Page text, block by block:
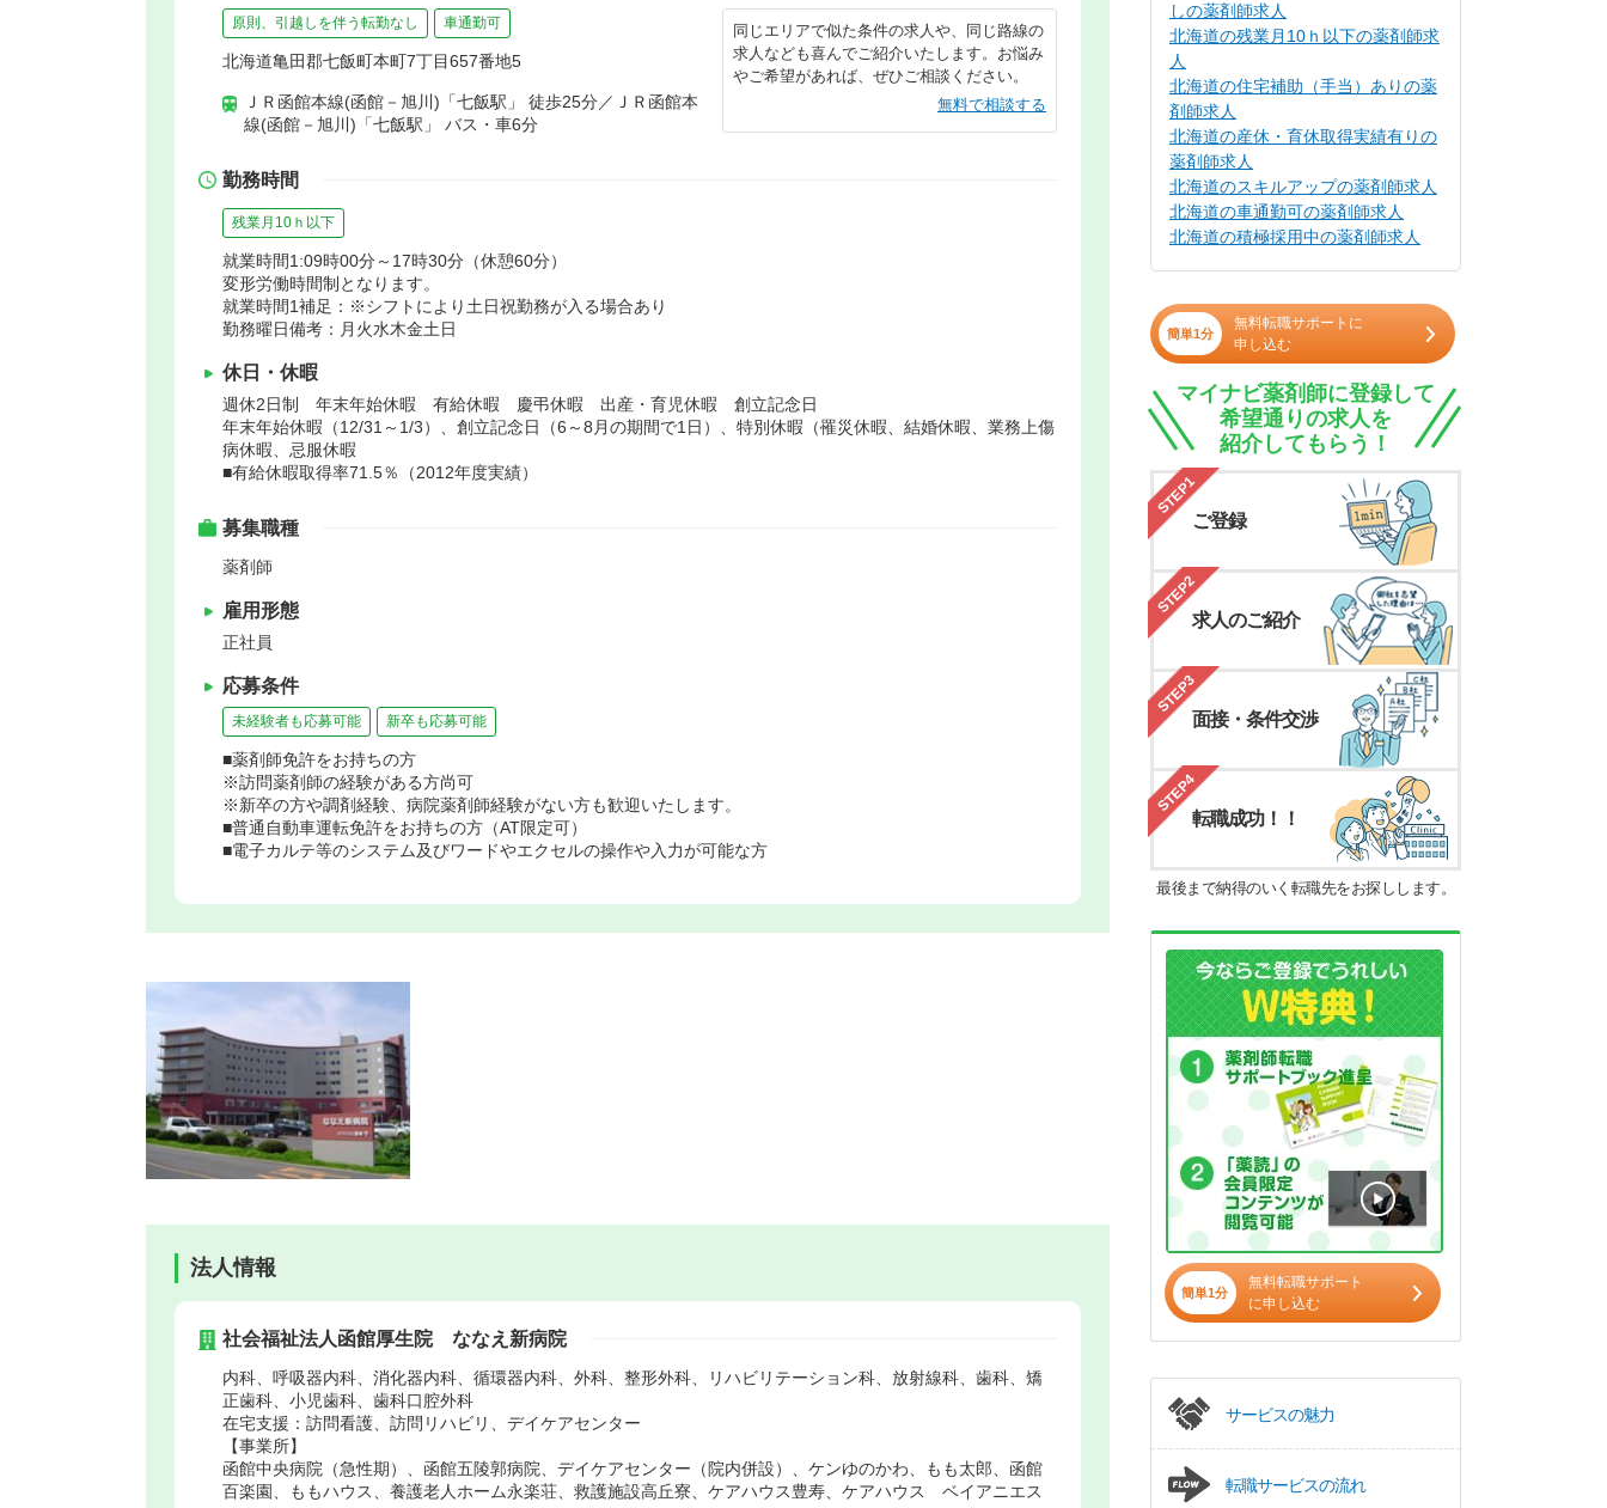
原則、引越しを伴う転勤なし 車通勤可
北海道亀田郡七飯町本町7丁目657番地5
ＪＲ函館本線(函館－旭川)「七飯駅」 徒歩25分／ＪＲ函館本
線(函館－旭川)「七飯駅」 バス・車6分
同じエリアで似た条件の求人や、同じ路線の
求人なども喜んでご紹介いたします。お悩み
やご希望があれば、ぜひご相談ください。
無料で相談する
勤務時間
残業月10ｈ以下
就業時間1:09時00分～17時30分（休憩60分）
変形労働時間制となります。
就業時間1補足：※シフトにより土日祝勤務が入る場合あり
勤務曜日備考：月火水木金土日
休日・休暇
週休2日制 年末年始休暇 有給休暇 慶弔休暇 出産・育児休暇 創立記念日
年末年始休暇（12/31～1/3）、創立記念日（6～8月の期間で1日）、特別休暇（罹災休暇、結婚休暇、業務上傷
病休暇、忌服休暇
■有給休暇取得率71.5％（2012年度実績）
募集職種
薬剤師
雇用形態
正社員
応募条件
未経験者も応募可能 新卒も応募可能
■薬剤師免許をお持ちの方
※訪問薬剤師の経験がある方尚可
※新卒の方や調剤経験、病院薬剤師経験がない方も歓迎いたします。
■普通自動車運転免許をお持ちの方（AT限定可）
■電子カルテ等のシステム及びワードやエクセルの操作や入力が可能な方
法人情報
社会福祉法人函館厚生院 ななえ新病院
内科、呼吸器内科、消化器内科、循環器内科、外科、整形外科、リハビリテーション科、放射線科、歯科、矯
正歯科、小児歯科、歯科口腔外科
在宅支援：訪問看護、訪問リハビリ、デイケアセンター
【事業所】
函館中央病院（急性期）、函館五陵郭病院、デイケアセンター（院内併設）、ケンゆのかわ、もも太郎、函館
百楽園、ももハウス、養護老人ホーム永楽荘、救護施設高丘寮、ケアハウス豊寿、ケアハウス ベイアニエス
しの薬剤師求人
北海道の残業月10ｈ以下の薬剤師求
人
北海道の住宅補助（手当）ありの薬
剤師求人
北海道の産休・育休取得実績有りの
薬剤師求人
北海道のスキルアップの薬剤師求人
北海道の車通勤可の薬剤師求人
北海道の積極採用中の薬剤師求人
簡単1分
無料転職サポートに
申し込む
マイナビ薬剤師に登録して
希望通りの求人を
紹介してもらう！
STEP1
ご登録
STEP2
求人のご紹介
STEP3
面接・条件交渉
STEP4
転職成功！！
最後まで納得のいく転職先をお探しします。
簡単1分
無料転職サポート
に申し込む
サービスの魅力
転職サービスの流れ